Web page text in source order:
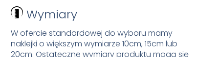
Wymiary
W ofercie standardowej do wyboru mamy
naklejki o większym wymiarze 10cm, 15cm lub
20cm. Ostateczne wymiary produktu mogą się